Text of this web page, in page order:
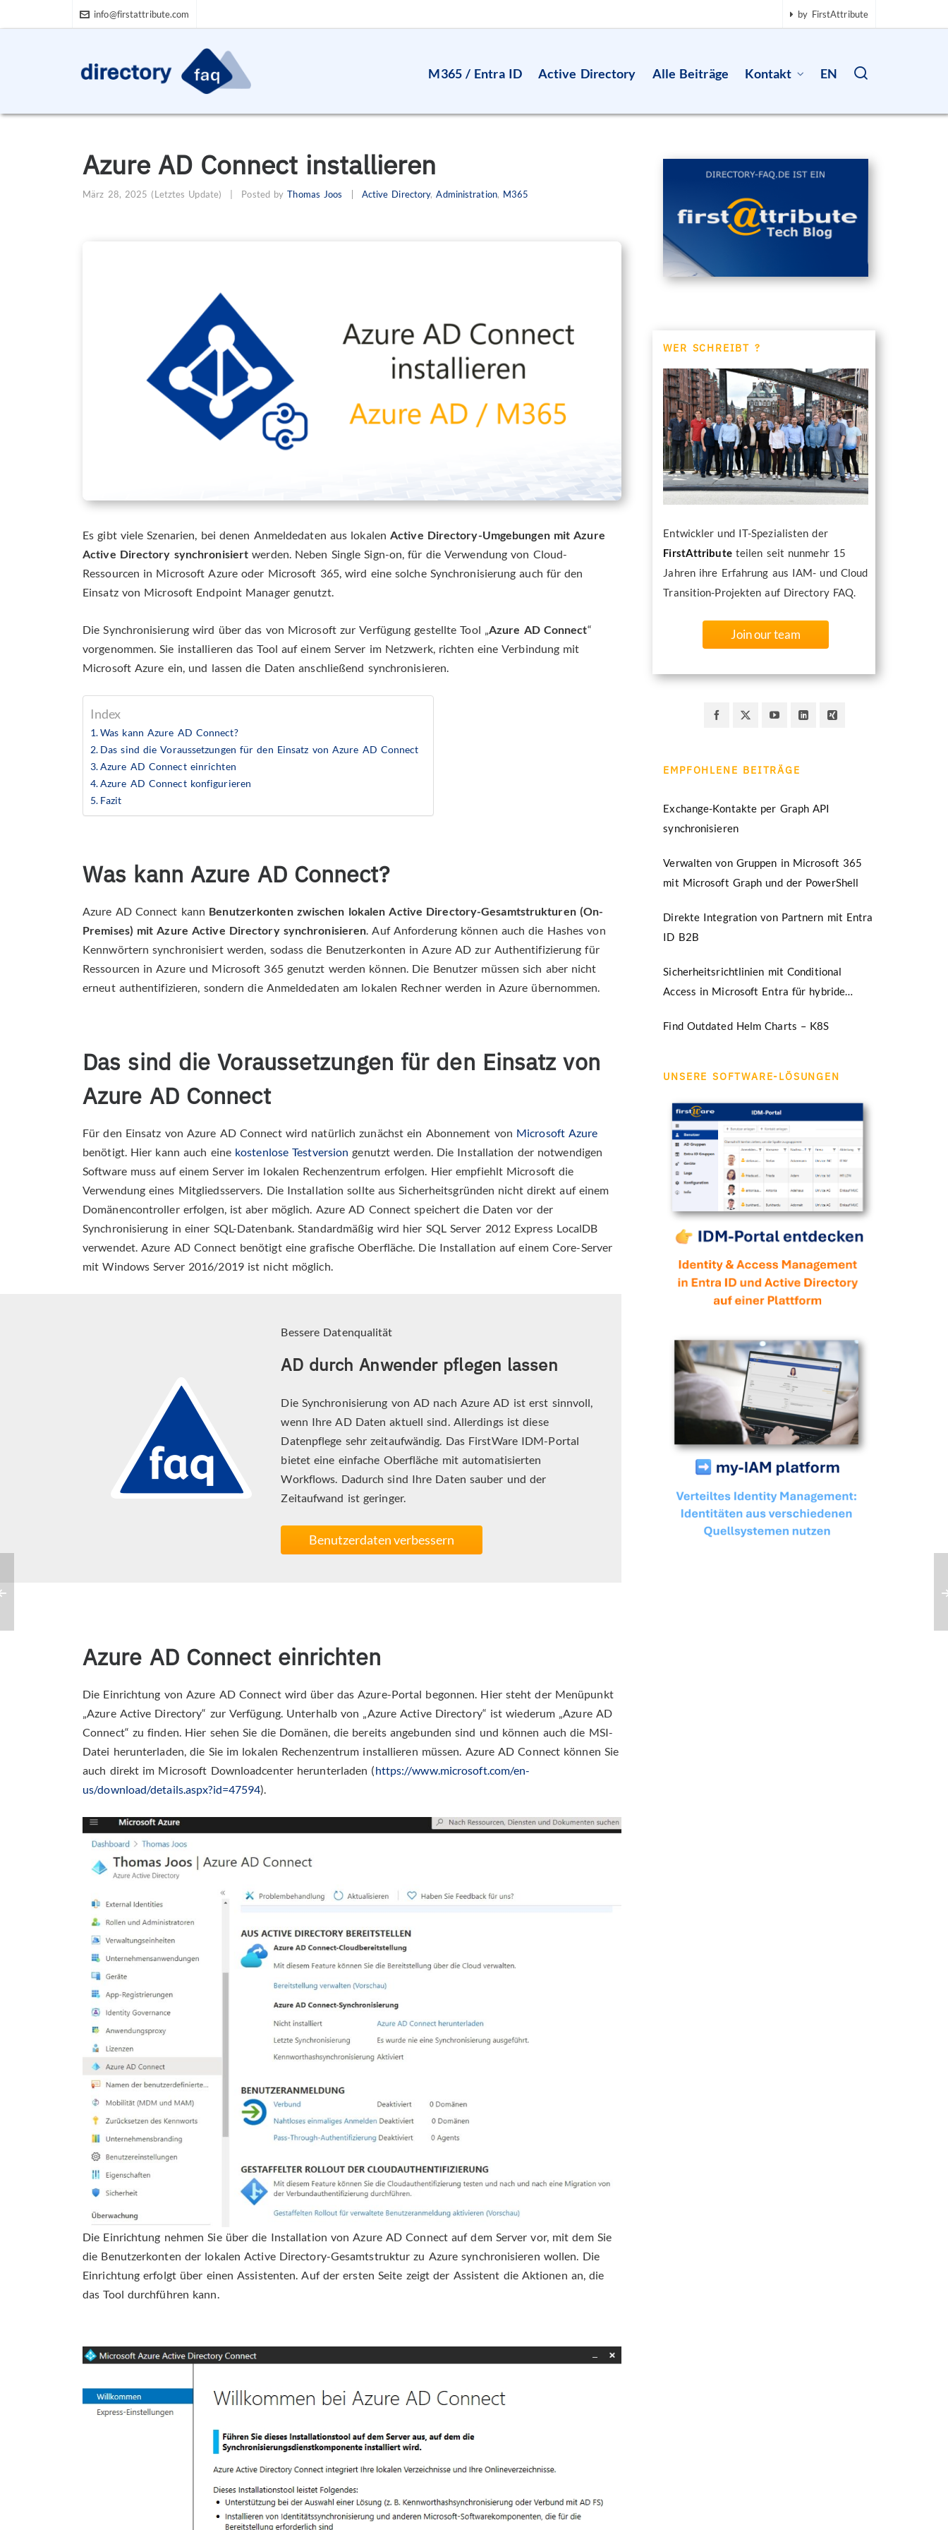
info@firstattribute.com by FirstAttribute
M365 / Entra ID Active Directory Alle Beiträge Kontakt EN
Azure AD Connect installieren
März 28, 2025 (Letztes Update) Posted byThomas Joos Active Directory,Administration, M365
Es gibt viele Szenarien, bei denen Anmeldedaten aus lokalen Active Directory-Umgebungen mit Azure
Active Directory synchronisiert werden. Neben Single Sign-on, für die Verwendung von Cloud-
Ressourcen in Microsoft Azure oder Microsoft 365, wird eine solche Synchronisierung auch für den
Einsatz von Microsoft Endpoint Manager genutzt.
Die Synchronisierung wird über das von Microsoft zur Verfügung gestellte Tool „Azure AD Connect“
vorgenommen. Sie installieren das Tool auf einem Server im Netzwerk, richten eine Verbindung mit
Microsoft Azure ein, und lassen die Daten anschließend synchronisieren.
Index
Was kann Azure AD Connect?
Das sind die Voraussetzungen für den Einsatz von Azure AD Connect
Azure AD Connect einrichten
Azure AD Connect konfigurieren
Fazit
Was kann Azure AD Connect?
Azure AD Connect kann Benutzerkonten zwischen lokalen Active Directory-Gesamtstrukturen (On-
Premises) mit Azure Active Directory synchronisieren. Auf Anforderung können auch die Hashes von
Kennwörtern synchronisiert werden, sodass die Benutzerkonten in Azure AD zur Authentifizierung für
Ressourcen in Azure und Microsoft 365 genutzt werden können. Die Benutzer müssen sich aber nicht
erneut authentifizieren, sondern die Anmeldedaten am lokalen Rechner werden in Azure übernommen.
Das sind die Voraussetzungen für den Einsatz von
Azure AD Connect
Für den Einsatz von Azure AD Connect wird natürlich zunächst ein Abonnement von Microsoft Azure
benötigt. Hier kann auch eine kostenlose Testversion genutzt werden. Die Installation der notwendigen
Software muss auf einem Server im lokalen Rechenzentrum erfolgen. Hier empfiehlt Microsoft die
Verwendung eines Mitgliedsservers. Die Installation sollte aus Sicherheitsgründen nicht direkt auf einem
Domänencontroller erfolgen, ist aber möglich. Azure AD Connect speichert die Daten vor der
Synchronisierung in einer SQL-Datenbank. Standardmäßig wird hier SQL Server 2012 Express LocalDB
verwendet. Azure AD Connect benötigt eine grafische Oberfläche. Die Installation auf einem Core-Server
mit Windows Server 2016/2019 ist nicht möglich.
Bessere Datenqualität
AD durch Anwender pflegen lassen
Die Synchronisierung von AD nach Azure AD ist erst sinnvoll,
wenn Ihre AD Daten aktuell sind. Allerdings ist diese
Datenpflege sehr zeitaufwändig. Das FirstWare IDM-Portal
bietet eine einfache Oberfläche mit automatisierten
Workflows. Dadurch sind Ihre Daten sauber und der
Zeitaufwand ist geringer.
Benutzerdaten verbessern
Azure AD Connect einrichten
Die Einrichtung von Azure AD Connect wird über das Azure-Portal begonnen. Hier steht der Menüpunkt
„Azure Active Directory“ zur Verfügung. Unterhalb von „Azure Active Directory“ ist wiederum „Azure AD
Connect“ zu finden. Hier sehen Sie die Domänen, die bereits angebunden sind und können auch die MSI-
Datei herunterladen, die Sie im lokalen Rechenzentrum installieren müssen. Azure AD Connect können Sie
auch direkt im Microsoft Downloadcenter herunterladen (https://www.microsoft.com/en-
us/download/details.aspx?id=47594).
Die Einrichtung nehmen Sie über die Installation von Azure AD Connect auf dem Server vor, mit dem Sie
die Benutzerkonten der lokalen Active Directory-Gesamtstruktur zu Azure synchronisieren wollen. Die
Einrichtung erfolgt über einen Assistenten. Auf der ersten Seite zeigt der Assistent die Aktionen an, die
das Tool durchführen kann.
WER SCHREIBT ?
Entwickler und IT-Spezialisten der
FirstAttributeteilen seit nunmehr 15
Jahren ihre Erfahrung aus IAM- und Cloud
Transition-Projekten auf Directory FAQ.
Join our team
EMPFOHLENE BEITRÄGE
Exchange-Kontakte per Graph API
synchronisieren
Verwalten von Gruppen in Microsoft 365
mit Microsoft Graph und der PowerShell
Direkte Integration von Partnern mit Entra
ID B2B
Sicherheitsrichtlinien mit Conditional
Access in Microsoft Entra für hybride
Find Outdated Helm Charts – K8S
UNSERE SOFTWARE-LÖSUNGEN